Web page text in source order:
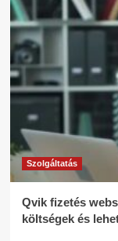
Szolgáltatás
Qvik fizetés
költségek és